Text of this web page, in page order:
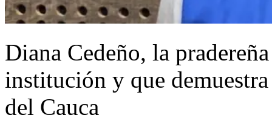
Diana Cedeño, la
institución y que
del Cauca